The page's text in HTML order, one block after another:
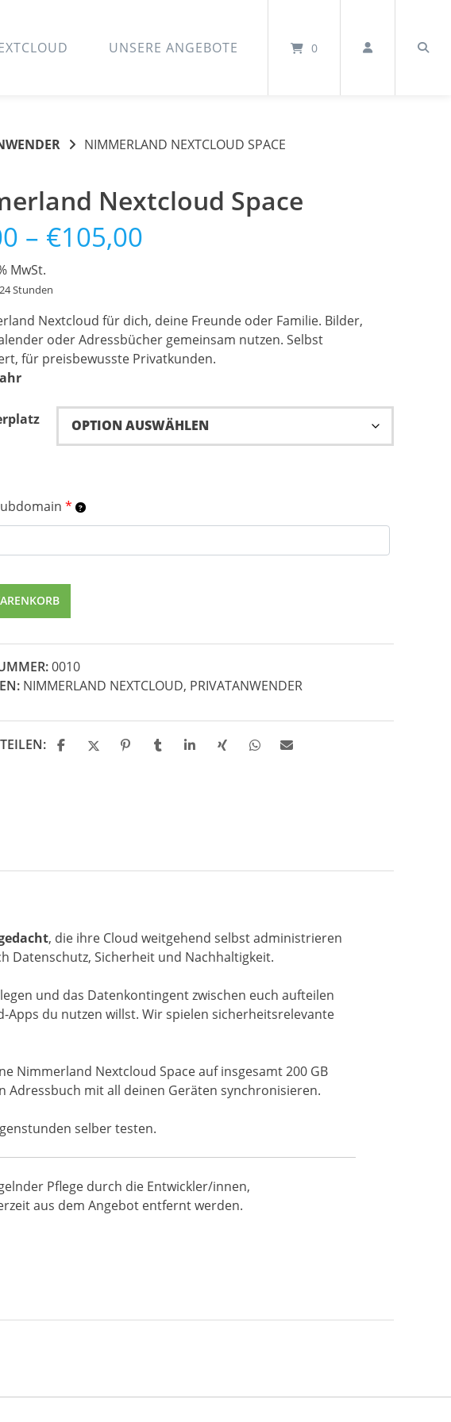
UNSERE ANGEBOTE 0
NIMMERLAND NEXTCLOUD SPACE
Nextcloud Space
– €105,00
bis
€105,00
MwSt.
Stunden
Nextcloud für dich, deine Freunde oder Familie. Bilder,
oder Adressbücher gemeinsam nutzen. Selbst
für preisbewusste Privatkunden.
*
0010
NIMMERLAND NEXTCLOUD, PRIVATANWENDER
, die ihre Cloud weitgehend selbst administrieren
Datenschutz, Sicherheit und Nachhaltigkeit.
und das Datenkontingent zwischen euch aufteilen
du nutzen willst. Wir spielen sicherheitsrelevante
Nimmerland Nextcloud Space auf insgesamt 200 GB
mit all deinen Geräten synchronisieren.
selber testen.
Pflege durch die Entwickler/innen,
aus dem Angebot entfernt werden.